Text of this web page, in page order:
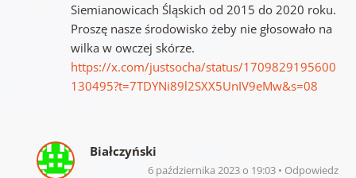
Siemianowicach Śląskich od 2015 do 2020 roku.
Proszę nasze środowisko żeby nie głosowało na
wilka w owczej skórze.
https://x.com/justsocha/status/1709829195600
130495?t=7TDYNi89l2SXX5UnIV9eMw&s=08
Białczyński
6 października 2023 o 19:03 Odpowiedz